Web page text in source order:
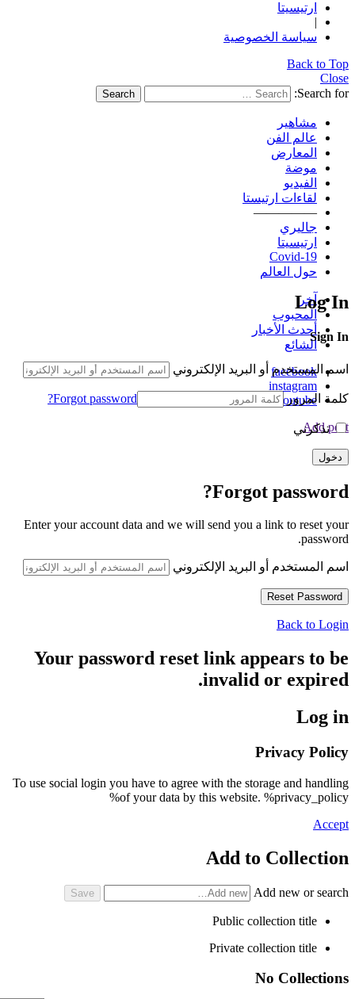
ارتيسيتا
|
سياسة الخصوصية
Back to Top
Close
Search for:
Search
مشاهير
عالم الفن
المعارض
موضة
الفيديو
لقاءات ارتيستا
—————
جاليري
ارتيسيتا
Covid-19
حول العالم
آخر
المحبوب
أحدث الأخبار
الشائع
facebook
instagram
youtube
Add post
Log In
Sign In
اسم المستخدم أو البريد الإلكتروني
كلمة المرور Forgot password?
تذكرني
Forgot password?
Enter your account data and we will send you a link to reset your
password.
اسم المستخدم أو البريد الإلكتروني
Back to Login
Your password reset link appears to be
invalid or expired.
Log in
Privacy Policy
To use social login you have to agree with the storage and handling
of your data by this website. %privacy_policy%
Accept
Add to Collection
Add new or search
Public collection title
Private collection title
No Collections